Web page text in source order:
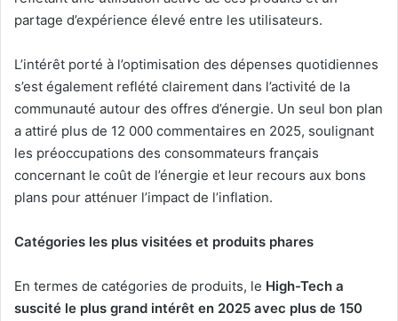
partage d’expérience élevé entre les utilisateurs.
L’intérêt porté à l’optimisation des dépenses quotidiennes
s’est également reflété clairement dans l’activité de la
communauté autour des offres d’énergie. Un seul bon plan
a attiré plus de 12 000 commentaires en 2025, soulignant
les préoccupations des consommateurs français
concernant le coût de l’énergie et leur recours aux bons
plans pour atténuer l’impact de l’inflation.
Catégories les plus visitées et produits phares
En termes de catégories de produits, le High-Tech a
suscité le plus grand intérêt en 2025 avec plus de 150